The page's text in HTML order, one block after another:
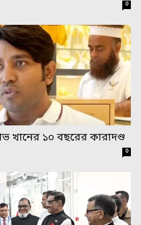
0
খানের ১০ বছরের কারাদণ্ড
0